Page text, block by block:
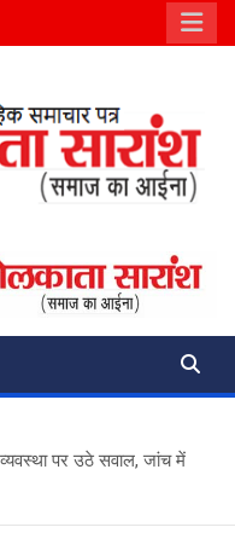
पर उठे सवाल, जांच में